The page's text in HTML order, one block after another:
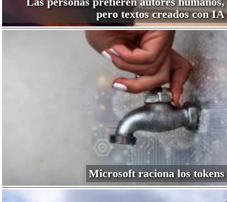
pero textos creados con IA
Microsoft raciona los tokens